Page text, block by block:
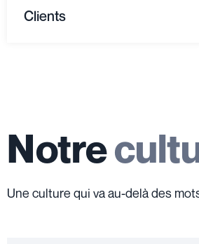
Clients
Notre
Une culture qui va au-delà des